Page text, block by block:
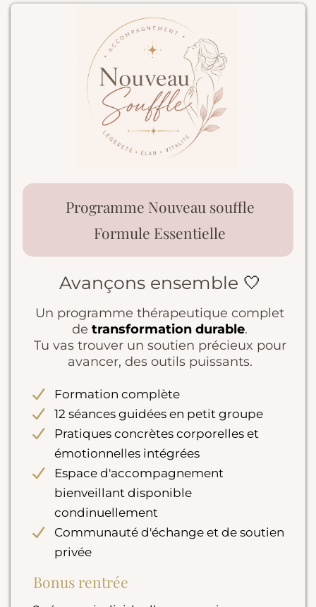
Programme Nouveau souffle
Formule Essentielle
Avançons ensemble 🤍
Un programme thérapeutique complet
de transformation durable.
Tu vas trouver un soutien précieux pour
avancer, des outils puissants.
Formation complète
12 séances guidées en petit groupe
Pratiques concrètes corporelles et
émotionnelles intégrées
Espace d'accompagnement
bienveillant disponible
condinuellement
Communauté d'échange et de soutien
privée
Bonus rentrée